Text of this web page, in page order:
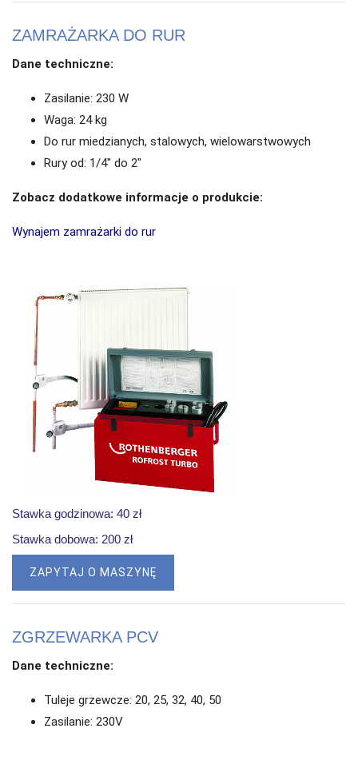
ZAMRAŻARKA DO RUR
Dane techniczne:
Zasilanie: 230 W
Waga: 24 kg
Do rur miedzianych, stalowych, wielowarstwowych
Rury od: 1/4" do 2"
Zobacz dodatkowe informacje o produkcie:
Wynajem zamrażarki do rur
Stawka godzinowa: 40 zł
Stawka dobowa: 200 zł
ZAPYTAJ O MASZYNĘ
ZGRZEWARKA PCV
Dane techniczne:
Tuleje grzewcze: 20, 25, 32, 40, 50
Zasilanie: 230V